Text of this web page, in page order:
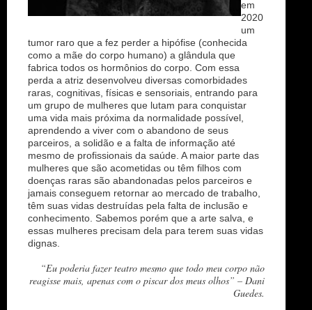
em
2020
um
tumor raro que a fez perder a hipófise (conhecida
como a mãe do corpo humano) a glândula que
fabrica todos os hormônios do corpo. Com essa
perda a atriz desenvolveu diversas comorbidades
raras, cognitivas, físicas e sensoriais, entrando para
um grupo de mulheres que lutam para conquistar
uma vida mais próxima da normalidade possível,
aprendendo a viver com o abandono de seus
parceiros, a solidão e a falta de informação até
mesmo de profissionais da saúde. A maior parte das
mulheres que são acometidas ou têm filhos com
doenças raras são abandonadas pelos parceiros e
jamais conseguem retornar ao mercado de trabalho,
têm suas vidas destruídas pela falta de inclusão e
conhecimento. Sabemos porém que a arte salva, e
essas mulheres precisam dela para terem suas vidas
dignas.
“Eu poderia fazer teatro mesmo que todo meu corpo não
reagisse mais, apenas com o piscar dos meus olhos” – Dani
Guedes.